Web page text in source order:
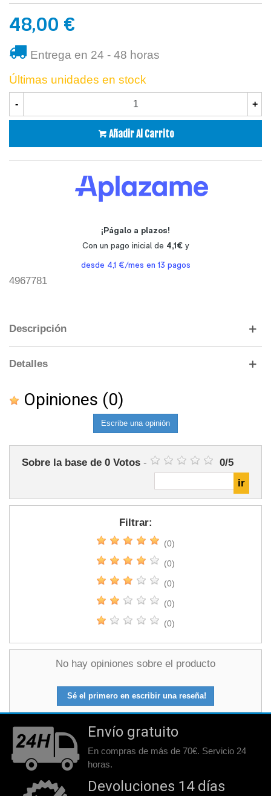
48,00 €
Entrega en 24 - 48 horas
Últimas unidades en stock
- +
Añadir Al Carrito
4967781
Descripción
Detalles
Opiniones (0)
Escribe una opinión
Sobre la base de 0 Votos - 0/5
Filtrar:
(0)
(0)
(0)
(0)
(0)
No hay opiniones sobre el producto
Sé el primero en escribir una reseña!
Envío gratuito
En compras de más de 70€. Servicio 24
horas.
Devoluciones 14 días